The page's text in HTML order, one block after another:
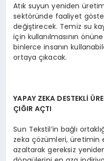
Atık suyun yeniden
sektöründe faaliyet
değiştirecek. Temiz su
için kullanılmasının
binlerce insanın
ortaya çıkacak.
YAPAY ZEKA DESTEKLİ
ÇIĞIR AÇTI
Sun Tekstil’in bağlı
zeka çözümleri, üretimin
azaltarak gereksiz